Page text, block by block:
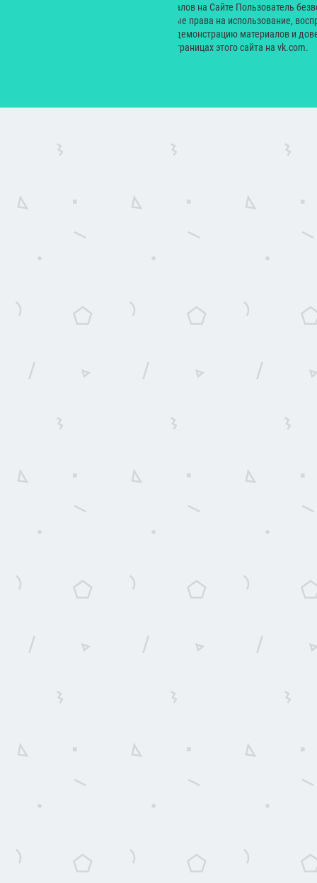
© 2000 — 2024. При размещении материалов на Сайте Пользователь
Екатерина Николаевна неисключительные права на использование,
производных произведений, а также на демонстрацию материалов и
сайт yesmagazine.ru и на официальных страницах этого сайта на vk.com.